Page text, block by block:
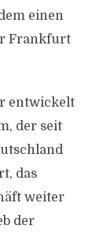
einen
Frankfurt
entwickelt
der seit
das
weiter
der